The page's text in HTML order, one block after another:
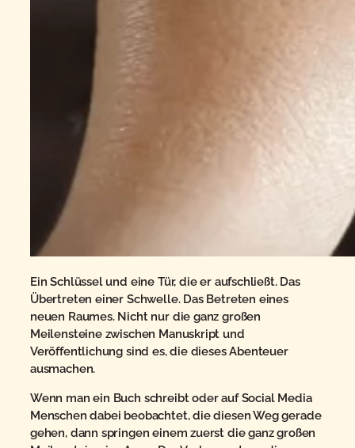
Ein Schlüssel und eine Tür, die er aufschließt. Das
Übertreten einer Schwelle. Das Betreten eines
neuen Raumes. Nicht nur die ganz großen
Meilensteine zwischen Manuskript und
Veröffentlichung sind es, die dieses Abenteuer
ausmachen.
Wenn man ein Buch schreibt oder auf Social Media
Menschen dabei beobachtet, die diesen Weg gerade
gehen, dann springen einem zuerst die ganz großen